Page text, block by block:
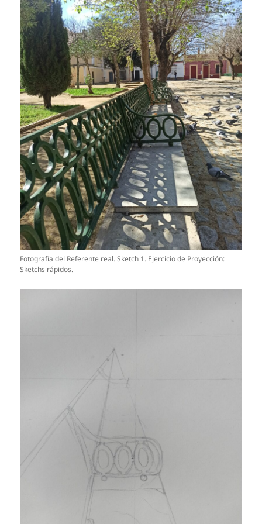
Fotografía del Referente real. Sketch 1. Ejercicio de Proyección:
Sketchs rápidos.